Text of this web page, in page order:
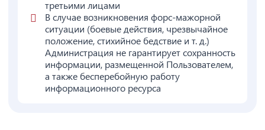
третьими лицами
В случае возникновения форс-мажорной
ситуации (боевые действия, чрезвычайное
положение, стихийное бедствие и т. д.)
Администрация не гарантирует сохранность
информации, размещенной Пользователем,
а также бесперебойную работу
информационного ресурса